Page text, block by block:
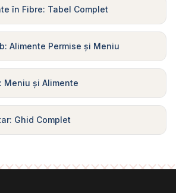
în Fibre: Tabel Complet
Alimente Permise și Meniu
Meniu și Alimente
Ghid Complet